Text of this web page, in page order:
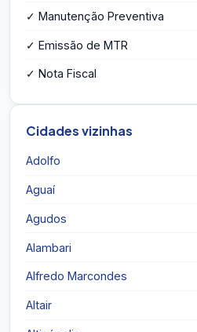
✓ Manutenção Preventiva
✓ Emissão de MTR
✓ Nota Fiscal
Cidades vizinhas
Adolfo
Aguaí
Agudos
Alambari
Alfredo Marcondes
Altair